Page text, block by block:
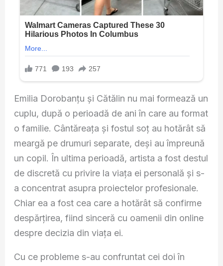
Emilia Dorobanțu și Cătălin nu mai formează un
cuplu, după o perioadă de ani în care au format
o familie. Cântăreața și fostul soț au hotărât să
meargă pe drumuri separate, deși au împreună
un copil. În ultima perioadă, artista a fost destul
de discretă cu privire la viața ei personală și s-
a concentrat asupra proiectelor profesionale.
Chiar ea a fost cea care a hotărât să confirme
despărțirea, fiind sinceră cu oamenii din online
despre decizia din viața ei.
Cu ce probleme s-au confruntat cei doi în